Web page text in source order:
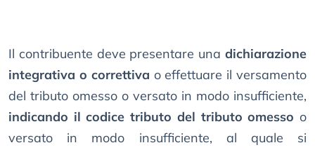
Il contribuente deve presentare una dichiarazione
integrativa o correttiva o effettuare il versamento
del tributo omesso o versato in modo insufficiente,
indicando il codice tributo del tributo omesso o
versato in modo insufficiente, al quale si